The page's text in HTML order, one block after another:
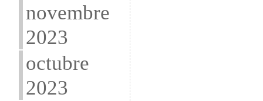
novembre
2023
octubre
2023